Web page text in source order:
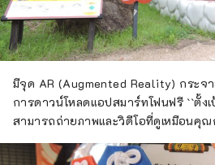
มีจุด AR (Augmented Reality) กระจ
การดาวน์โหลดแอปสมาร์ทโฟนฟรี ``ตั้งเ
สามารถถ่ายภาพและวิดีโอที่ดูเหมือนคุณ